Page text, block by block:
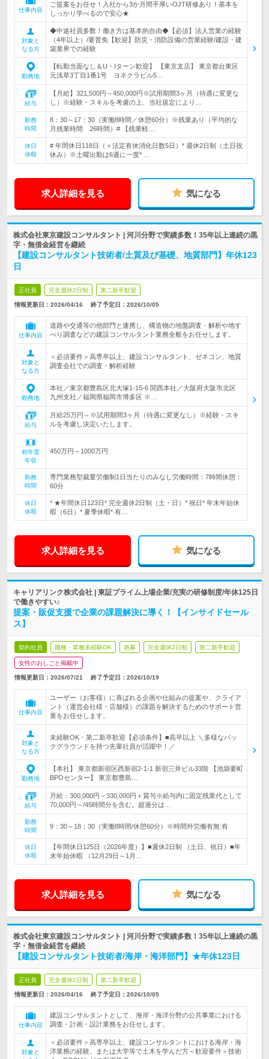
仕事内容
ご提案をお任せ！入社から3か月間手厚いOJT研修あり！基本を
しっかり学べるので安心★
対象と
なる方
◆中途社員多数！働き方は基本的自由◆【必須】法人営業の経験
（4年以上）/要普免【歓迎】防災・消防設備の営業経験/建設・建
築業界での経験
勤務地
【転勤当面なし＆U・Iターン歓迎】 【東京支店】 東京都台東区
元浅草3丁目1番1号 ヨネクラビル5…
給与
【月給】321,500円～450,000円※試用期間3ヶ月（待遇に変更な
し）※経験・スキルを考慮の上、当社規定により…
勤務
時間
8：30～17：30（実働8時間／休憩60分）※残業あり（平均的な
月残業時間 26時間）# 【残業軽…
休日
休暇
# 年間休日118日（＋法定有休消化日数5日）* 週休2日制（土日祝
休み）※土曜出勤は6週に一度* …
求人詳細を見る 気になる
株式会社東京建設コンサルタント | 河川分野で実績多数！35年以上連続の黒
字・無借金経営を継続
【建設コンサルタント技術者/土質及び基礎、地質部門】年休123
日
正社員 完全週休2日制 第二新卒歓迎
情報更新日：2026/04/16 終了予定日： 2026/10/05
仕事内容
道路や交通等の他部門と連携し、構造物の地盤調査・解析や地す
べり調査などの建設コンサルタント業務全般をお任せします。
対象と
なる方
＜必須要件＞高専卒以上、建設コンサルタント、ゼネコン、地質
調査会社での調査・解析経験
勤務地
本社／東京都豊島区北大塚1-15-6 関西本社／大阪府大阪市北区
九州支社／福岡県福岡市博多区 ※…
給与
月給25万円～※試用期間3ヶ月（待遇に変更なし）※経験・スキ
ルを考慮し決定いたします。
初年度
年収
450万円～1000万円
勤務
時間
専門業務型裁量労働制1日当たりのみなし労働時間：7時間休憩：
60分
休日
休暇
* ★年間休日123日* 完全週休2日制（土・日）* 祝日* 年末年始休
暇（6日）* 夏季休暇* 有…
求人詳細を見る 気になる
キャリアリンク株式会社 | 東証プライム上場企業/充実の研修制度/年休125日
で働きやすい♪
提案・販促支援で企業の課題解決に導く！【インサイドセール
ス】
契約社員 職種・業種未経験OK 急募 完全週休2日制 第二新卒歓迎
女性のおしごと掲載中
情報更新日：2026/07/21 終了予定日： 2026/10/19
仕事内容
ユーザー（お客様）に喜ばれる企画や仕組みの提案や、クライア
ント（運営会社様・店舗様）の課題を解決するためのサポート営
業をお任せします。
対象と
なる方
未経験OK・第二新卒歓迎【必須条件】■高卒以上 ＼多様なバッ
クグラウンドを持つ先輩社員が活躍中！／
勤務地
【本社】 東京都新宿区西新宿2-1-1 新宿三井ビル33階 【池袋要町
BPOセンター】 東京都豊島…
給与
月給：300,000円～330,000円＋賞与※給与内に固定残業代として
70,000円～/45時間分を含む。超過分は…
勤務
時間
9：30～18：30（実働8時間/休憩60分）※時間外労働有無:有
休日
休暇
【年間休日125日（2026年度）】■週休2日制 （土日、祝日）■年
末年始休暇 （12月29日～1月…
求人詳細を見る 気になる
株式会社東京建設コンサルタント | 河川分野で実績多数！35年以上連続の黒
字・無借金経営を継続
【建設コンサルタント技術者/海岸・海洋部門】★年休123日
正社員 完全週休2日制 第二新卒歓迎
情報更新日：2026/04/16 終了予定日： 2026/10/05
仕事内容
建設コンサルタントとして、海岸・海洋分野の公共事業における
調査・計画・設計業務をお任せします。
対象と
＜必須要件＞高専卒以上、建設コンサルタントにおける海岸・海
洋業務の経験、または大学等で土木を学んだ方＜歓迎要件＞技術